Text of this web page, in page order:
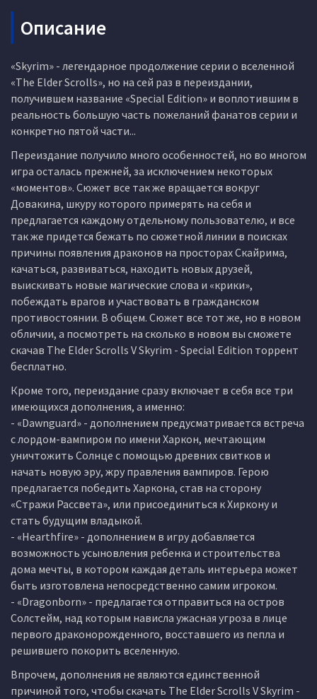
Описание
«Skyrim» - легендарное продолжение серии о вселенной
«The Elder Scrolls», но на сей раз в переиздании,
получившем название «Special Edition» и воплотившим в
реальность большую часть пожеланий фанатов серии и
конкретно пятой части...
Переиздание получило много особенностей, но во многом
игра осталась прежней, за исключением некоторых
«моментов». Сюжет все так же вращается вокруг
Довакина, шкуру которого примерять на себя и
предлагается каждому отдельному пользователю, и все
так же придется бежать по сюжетной линии в поисках
причины появления драконов на просторах Скайрима,
качаться, развиваться, находить новых друзей,
выискивать новые магические слова и «крики»,
побеждать врагов и участвовать в гражданском
противостоянии. В общем. Сюжет все тот же, но в новом
обличии, а посмотреть на сколько в новом вы сможете
скачав The Elder Scrolls V Skyrim - Special Edition торрент
бесплатно.
Кроме того, переиздание сразу включает в себя все три
имеющихся дополнения, а именно:
- «Dawnguard» - дополнением предусматривается встреча
с лордом-вампиром по имени Харкон, мечтающим
уничтожить Солнце с помощью древних свитков и
начать новую эру, жру правления вампиров. Герою
предлагается победить Харкона, став на сторону
«Стражи Рассвета», или присоединиться к Хиркону и
стать будущим владыкой.
- «Hearthfire» - дополнением в игру добавляется
возможность усыновления ребенка и строительства
дома мечты, в котором каждая деталь интерьера может
быть изготовлена непосредственно самим игроком.
- «Dragonborn» - предлагается отправиться на остров
Солстейм, над которым нависла ужасная угроза в лице
первого драконорожденного, восставшего из пепла и
решившего покорить вселенную.
Впрочем, дополнения не являются единственной
причиной того, чтобы скачать The Elder Scrolls V Skyrim -